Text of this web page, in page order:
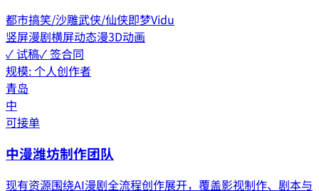
都市搞笑/沙雕武侠/仙侠即梦Vidu
竖屏漫剧横屏动态漫3D动画
✓ 试稿✓ 签合同
规模:个人创作者
青岛
中
可接单
中漫潍坊制作团队
现有资源围绕AI漫剧全流程创作展开，覆盖影视制作、剧本与